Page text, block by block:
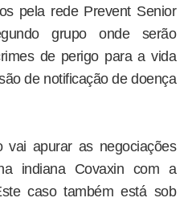
pela rede Prevent Senior
grupo onde serão
de perigo para a vida
de notificação de doença
vai apurar as negociações
indiana Covaxin com a
caso também está sob